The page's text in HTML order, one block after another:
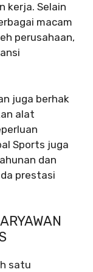
kerja. Selain
macam
perusahaan,
juga berhak
alat
Sports juga
dan
prestasi
satu